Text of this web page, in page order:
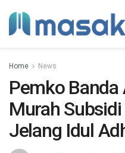
Home News
Pemko Banda
Murah
Jelang Idul